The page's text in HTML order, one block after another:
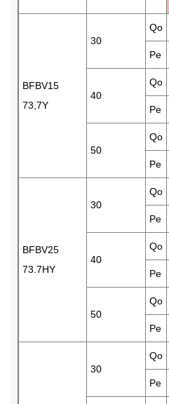
BFBV15
73,7Y
30
Qo
Pe
40
Qo
Pe
50
Qo
Pe
BFBV25
73.7HY
30
Qo
Pe
40
Qo
Pe
50
Qo
Pe
30
Qo
Pe